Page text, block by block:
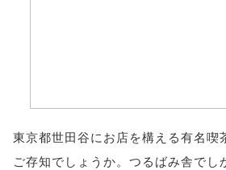
東京都世田谷にお店を構える有名喫
ご存知でしょうか。つるばみ舎でし